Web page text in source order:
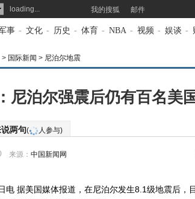
loading... 我的搜狐 邮件
事 - 文化 - 历史 - 体育 - NBA - 视频 - 娱谈 -
> 国际新闻 > 尼泊尔地震
尼泊尔强震后仍有百名美
两句( 人参与)
来源： 中国新闻网
据美国媒体报道，在尼泊尔发生8.1级地震后，